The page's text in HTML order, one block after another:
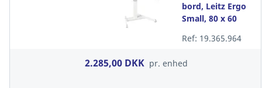
bord, Leitz Ergo
Small, 80 x 60
hvid
Ref: 19.365.964
2.285,00 DKK pr. enhed